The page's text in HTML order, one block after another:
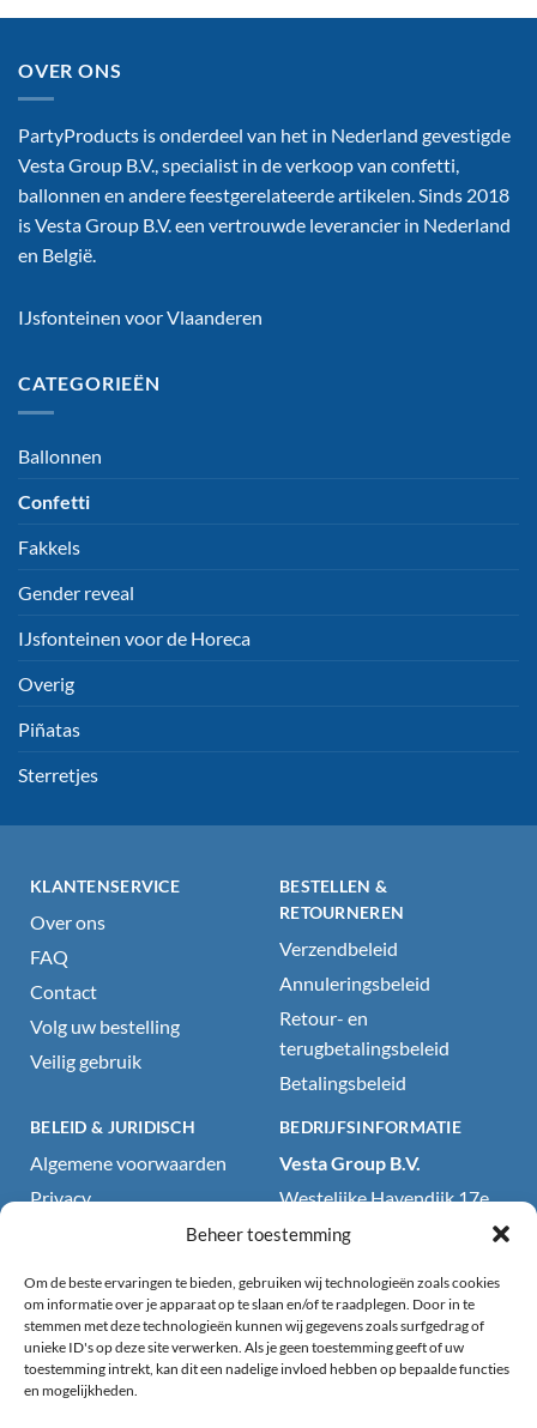
Beheer toestemming
Om de beste ervaringen te bieden, gebruiken wij technologieën zoals cookies
om informatie over je apparaat op te slaan en/of te raadplegen. Door in te
stemmen met deze technologieën kunnen wij gegevens zoals surfgedrag of
unieke ID's op deze site verwerken. Als je geen toestemming geeft of uw
toestemming intrekt, kan dit een nadelige invloed hebben op bepaalde functies
en mogelijkheden.
OVER ONS
PartyProducts is onderdeel van het in Nederland gevestigde
Vesta Group B.V., specialist in de verkoop van confetti,
ballonnen en andere feestgerelateerde artikelen. Sinds 2018
is Vesta Group B.V. een vertrouwde leverancier in Nederland
en België.
IJsfonteinen voor Vlaanderen
CATEGORIEËN
Ballonnen
Confetti
Fakkels
Gender reveal
IJsfonteinen voor de Horeca
Overig
Piñatas
Sterretjes
KLANTENSERVICE
Over ons
FAQ
Contact
Volg uw bestelling
Veilig gebruik
BESTELLEN &
RETOURNEREN
Verzendbeleid
Annuleringsbeleid
Retour- en
terugbetalingsbeleid
Betalingsbeleid
BELEID & JURIDISCH
Algemene voorwaarden
Privacy
Website- en
productdisclaimer
Productveiligheidsdisclaimer
en gebruiksrichtlijnen
BEDRIJFSINFORMATIE
Vesta Group B.V.
Westelijke Havendijk 17e
4703RA Roosendaal, NL
BTW: NL858707792B01
E-mail:
sales@partyproducts.be